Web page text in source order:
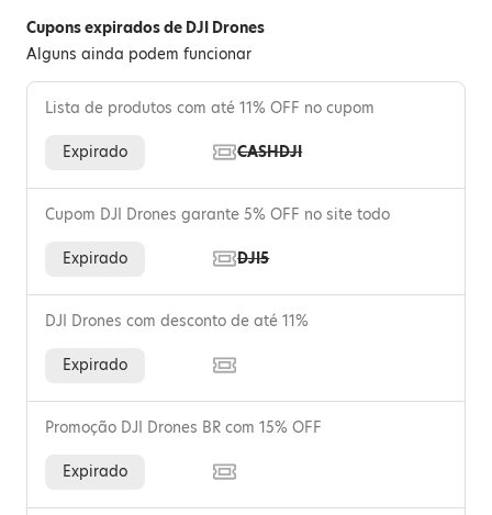
Cupons expirados de DJI Drones
Alguns ainda podem funcionar
Lista de produtos com até 11% OFF no cupom
Expirado CASHDJI
Cupom DJI Drones garante 5% OFF no site todo
Expirado DJI5
DJI Drones com desconto de até 11%
Expirado
Promoção DJI Drones BR com 15% OFF
Expirado